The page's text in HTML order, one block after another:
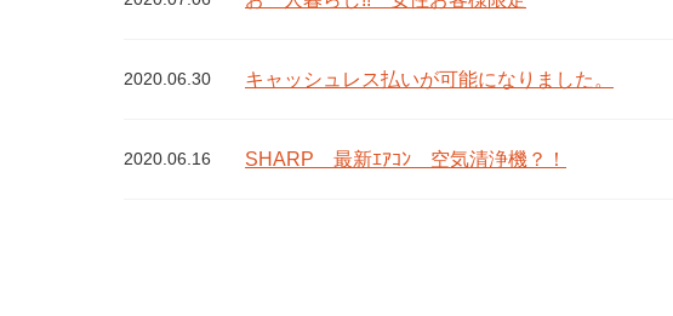
2020.06.30 キャッシュレス払いが可能になりました。
2020.06.16 SHARP 最新ｴｱｺﾝ 空気清浄機？！